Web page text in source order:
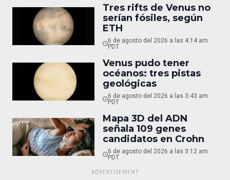
Tres rifts de Venus no
serían fósiles, según
ETH
6 de agosto del 2026 a las 4:14 am
PDT
Venus pudo tener
océanos: tres pistas
geológicas
6 de agosto del 2026 a las 3:43 am
PDT
Mapa 3D del ADN
señala 109 genes
candidatos en Crohn
6 de agosto del 2026 a las 3:12 am
PDT